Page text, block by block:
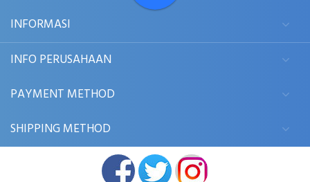
INFORMASI
INFO PERUSAHAAN
PAYMENT METHOD
SHIPPING METHOD